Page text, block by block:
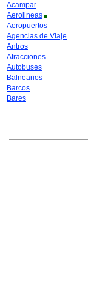
Acampar
Aerolineas
Aeropuertos
Agencias de Viaje
Antros
Atracciones
Autobuses
Balnearios
Barcos
Bares